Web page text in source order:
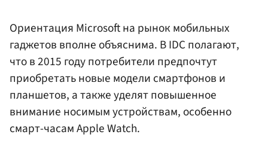
Ориентация Microsoft на рынок мобильных
гаджетов вполне объяснима. В IDC полагают,
что в 2015 году потребители предпочтут
приобретать новые модели смартфонов и
планшетов, а также уделят повышенное
внимание носимым устройствам, особенно
смарт-часам Apple Watch.